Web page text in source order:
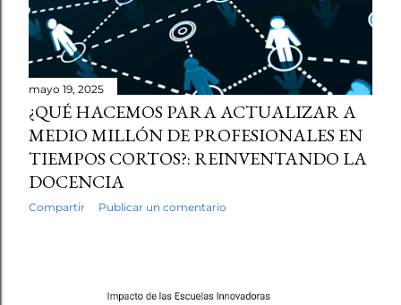
mayo 19, 2025
¿QUÉ HACEMOS PARA ACTUALIZAR A
MEDIO MILLÓN DE PROFESIONALES EN
TIEMPOS CORTOS?: REINVENTANDO LA
DOCENCIA
Compartir Publicar un comentario